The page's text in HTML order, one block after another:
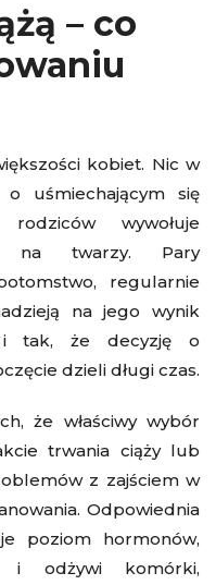
– co
kobiet. Nic w
uśmiechającym się
wywołuje
na twarzy. Pary
regularnie
na jego wynik
i tak, że decyzję o
dzieli długi czas.
że właściwy wybór
trwania ciąży lub
z zajściem w
Odpowiednia
poziom hormonów,
i odżywi komórki,